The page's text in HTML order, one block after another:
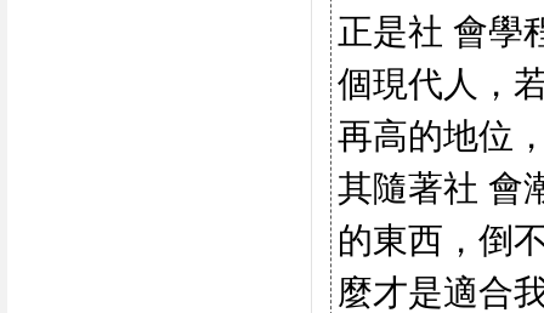
正是社 會學
個現代人，
再高的地位
其隨著社 會
的東西，倒
麼才是適合